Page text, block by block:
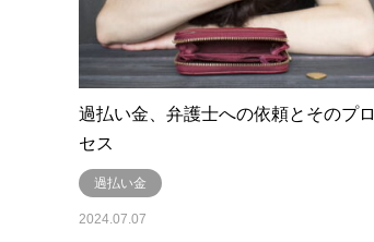
過払い金、弁護士への依頼とそのプロ
セス
過払い金
2024.07.07